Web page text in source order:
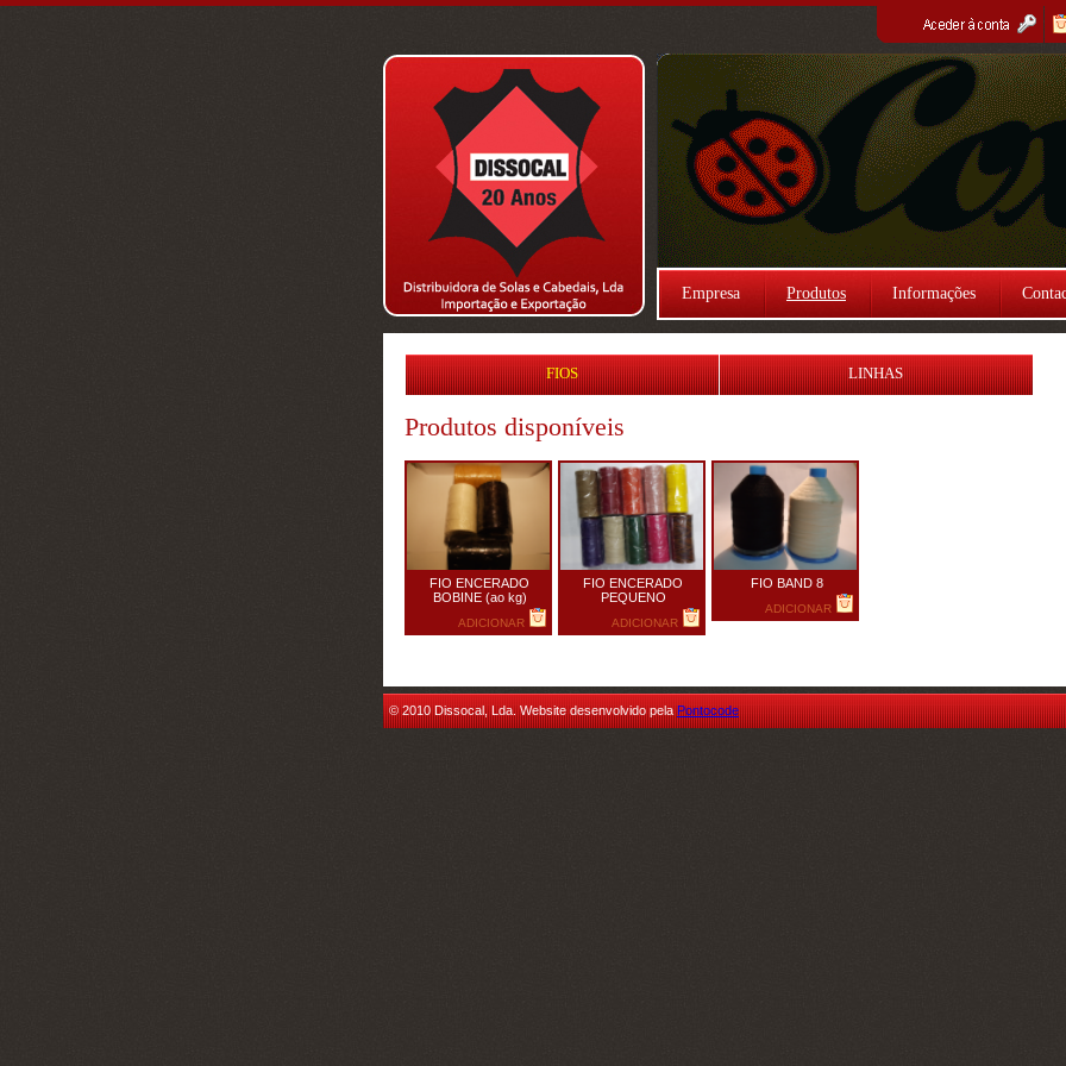
Empresa Produtos Informações
FIOS LINHAS
Produtos disponíveis
FIO ENCERADO
BOBINE (ao kg)
ADICIONAR
FIO ENCERADO
PEQUENO
ADICIONAR
FIO BAND 8
ADICIONAR
© 2010 Dissocal, Lda. Website desenvolvido pelaPontocode